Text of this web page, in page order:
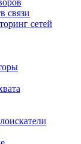
связи
сетей